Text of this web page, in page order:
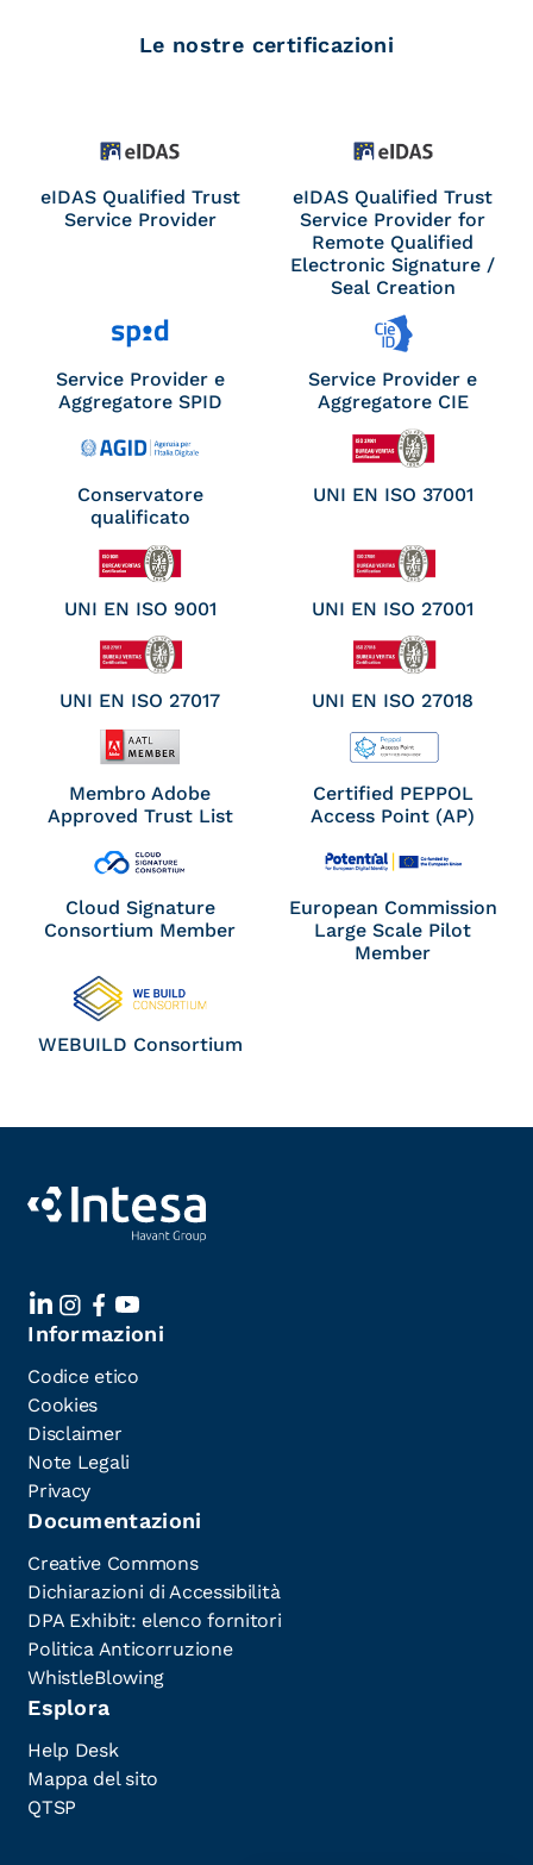
Le nostre certificazioni
eIDAS Qualified Trust
Service Provider
eIDAS Qualified Trust
Service Provider for
Remote Qualified
Electronic Signature /
Seal Creation
Service Provider e
Aggregatore SPID
Service Provider e
Aggregatore CIE
Conservatore
qualificato
UNI EN ISO 37001
UNI EN ISO 9001 UNI EN ISO 27001
UNI EN ISO 27017 UNI EN ISO 27018
Membro Adobe
Approved Trust List
Certified PEPPOL
Access Point (AP)
Cloud Signature
Consortium Member
European Commission
Large Scale Pilot
Member
WEBUILD Consortium
Informazioni
Codice etico
Cookies
Disclaimer
Note Legali
Privacy
Documentazioni
Creative Commons
Dichiarazioni di Accessibilità
DPA Exhibit: elenco fornitori
Politica Anticorruzione
WhistleBlowing
Esplora
Help Desk
Mappa del sito
QTSP